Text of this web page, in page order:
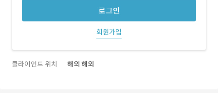
로그인
회원가입
클라이언트 위치 해외 해외